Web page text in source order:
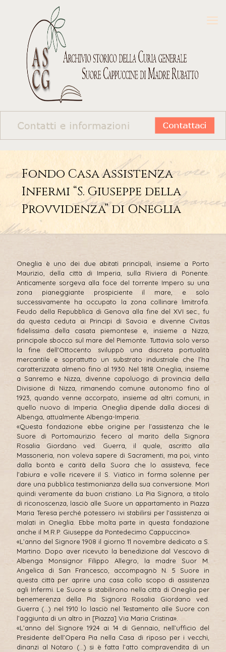
Fondo Casa Assistenza
Infermi “S. Giuseppe della
Provvidenza” di Oneglia
Oneglia è uno dei due abitati principali, insieme a Porto
Maurizio, della città di Imperia, sulla Riviera di Ponente.
Anticamente sorgeva alla foce del torrente Impero su una
zona pianeggiante prospiciente il mare, e solo
successivamente ha occupato la zona collinare limitrofa.
Feudo della Repubblica di Genova alla fine del XVI sec., fu
da questa ceduta ai Principi di Savoia e divenne Civitas
fidelissima della casata piemontese e, insieme a Nizza,
principale sbocco sul mare del Piemonte. Tuttavia solo verso
la fine dell'Ottocento sviluppò una discreta portualità
mercantile e soprattutto un substrato industriale che l’ha
caratterizzata almeno fino al 1930. Nel 1818 Oneglia, insieme
a Sanremo e Nizza, divenne capoluogo di provincia della
Divisione di Nizza, rimanendo comune autonomo fino al
1923, quando venne accorpato, insieme ad altri comuni, in
quello nuovo di Imperia. Oneglia dipende dalla diocesi di
Albenga, attualmente Albenga-Imperia.
«Questa fondazione ebbe origine per l’assistenza che le
Suore di Portomaurizio fecero al marito della Signora
Rosalia Giordano ved. Guerra, il quale, ascritto alla
Massoneria, non voleva sapere di Sacramenti, ma poi, vinto
dalla bontà e carità della Suora che lo assisteva, fece
l’abiura e volle ricevere il S. Viatico in forma solenne per
dare una pubblica testimonianza della sua conversione. Morì
quindi veramente da buon cristiano. La Pia Signora, a titolo
di riconoscenza, lasciò alle Suore un appartamento in Piazza
Maria Teresa perché potessero ivi stabilirsi per l’assistenza ai
malati in Oneglia. Ebbe molta parte in questa fondazione
anche il M.R.P. Giuseppe da Pontedecimo Cappuccino».
«L’anno del Signore 1908 il giorno 11 novembre dedicato a S.
Martino. Dopo aver ricevuto la benedizione dal Vescovo di
Albenga Monsignor Filippo Allegro, la madre Suor M.
Angelica di San Francesco, accompagnò N. 5 Suore in
questa città per aprire una casa collo scopo di assistenza
agli Infermi. Le Suore si stabilirono nella città di Oneglia per
benemerenza della Pia Signora Rosalia Giordano ved.
Guerra (…) nel 1910 lo lasciò nel Testamento alle Suore con
l’aggiunta di un altro in [Piazza] Via Maria Cristina».
«L’anno del Signore 1924 ai 14 di Gennaio, nell’ufficio del
Presidente dell’Opera Pia nella Casa di riposo per i vecchi,
dinanzi al Notaro (…) si è fatta l’atto compravendita di un